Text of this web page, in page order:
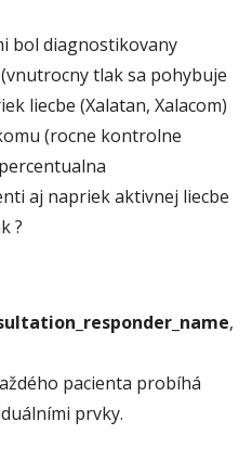
bol diagnostikovany
tlak sa pohybuje
liecbe (Xalatan, Xalacom)
(rocne kontrolne
aj napriek aktivnej liecbe
?
,
pacienta probíhá
prvky.